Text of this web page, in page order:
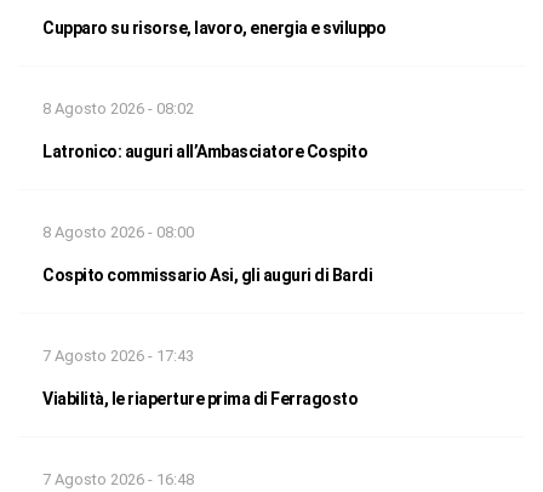
Cupparo su risorse, lavoro, energia e sviluppo
8 Agosto 2026 - 08:02
Latronico: auguri all’Ambasciatore Cospito
8 Agosto 2026 - 08:00
Cospito commissario Asi, gli auguri di Bardi
7 Agosto 2026 - 17:43
Viabilità, le riaperture prima di Ferragosto
7 Agosto 2026 - 16:48